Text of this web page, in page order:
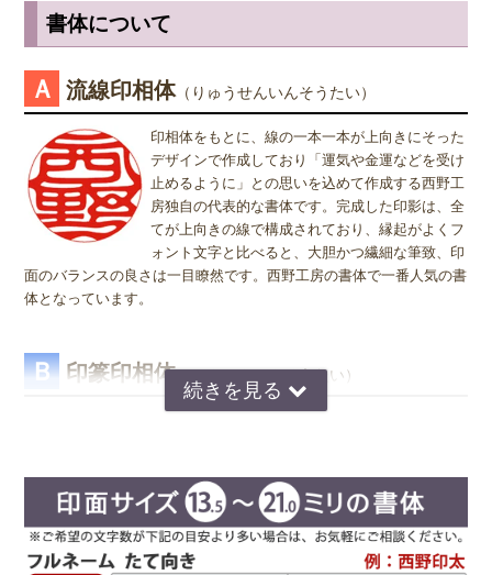
小さ目の10.5ミリが無難かもしれません。女性用は、10.5ミリがおす
すめです。
※実印・銀行印・認印の表記は、当店で分類上分けさせて頂いており
ますが、銀行印をご注文された場合でも、実印や認印として、また
も問題ありません。ご使用用途は、お客様のご判断でご使用頂けま
す。
が書いてあるのか読めるほうがいいかと思いますので当店では風格を
出すならテンショ体、味わい深いものなら読みやすい印相体をオスス
姓または名で、漢字1文字のお客様
『書体』をお選び頂く際、漢字一文字のお客様の場合は "たて" "ヨ
コ" どちらを選択すればよいのかお問い合わせを頂きます。 "たて"
"ヨコ" どちらを選んで頂いても、選択によりデザインが変わること
はございませんので "たて" "ヨコ" どちらかをご選択願います。
書体について
Ａ 流線印相体（りゅうせんいんそうたい）
印相体をもとに、線の一本一本が上向きにそった
デザインで作成しており「運気や金運などを受け
止めるように」との思いを込めて作成する西野工
房独自の代表的な書体です。完成した印影は、全
てが上向きの線で構成されており、縁起がよくフ
ォント文字と比べると、大胆かつ繊細な筆致、印
面のバランスの良さは一目瞭然です。西野工房の書体で一番人気の書
体となっています。
Ｂ 印篆印相体 （いんてんいんそうたい）
ンスをとるのが難しいのですが、独自の作風で文
字を折り曲げ、空間を埋めるデザインが特徴で
す。直線基調の印影は、気品があり上品な印象で
好まれています。定評のある西野センスで全体のバランスを整え枠内